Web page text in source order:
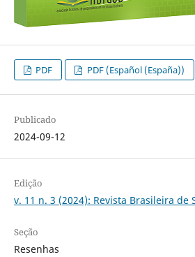
PDF PDF (Español (España))
Publicado
2024-09-12
Edição
v. 11 n. 3 (2024): Revista Brasileira de
Seção
Resenhas